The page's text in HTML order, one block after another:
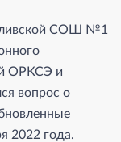
СОШ №1
ОРКСЭ и
вопрос о
года.